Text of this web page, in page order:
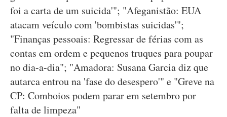
foi a carta de um suicida'"; "Afeganistão: EUA
atacam veículo com 'bombistas suicidas'";
"Finanças pessoais: Regressar de férias com as
contas em ordem e pequenos truques para poupar
no dia-a-dia"; "Amadora: Susana Garcia diz que
autarca entrou na 'fase do desespero'" e "Greve na
CP: Comboios podem parar em setembro por
falta de limpeza"